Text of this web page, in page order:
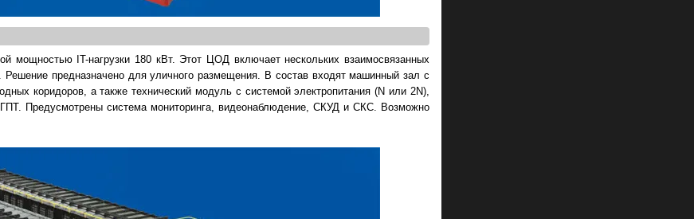
мощностью IT-нагрузки 180 кВт. Этот ЦОД включает нескольких взаимосвязанных
предназначено для уличного размещения. В состав входят машинный зал с
коридоров, а также технический модуль с системой электропитания (N или 2N),
Предусмотрены система мониторинга, видеонаблюдение, СКУД и СКС. Возможно